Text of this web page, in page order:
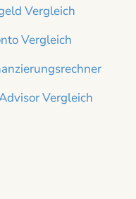
Vergleich
Vergleich
Vergleich